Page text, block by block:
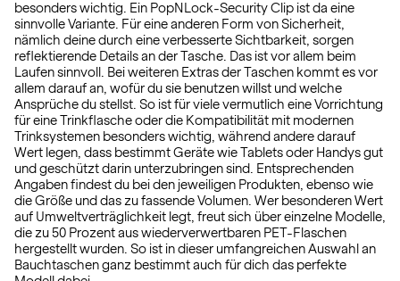
besonders wichtig. Ein PopNLock-Security Clip ist da eine
sinnvolle Variante. Für eine anderen Form von Sicherheit,
nämlich deine durch eine verbesserte Sichtbarkeit, sorgen
reflektierende Details an der Tasche. Das ist vor allem beim
Laufen sinnvoll. Bei weiteren Extras der Taschen kommt es vor
allem darauf an, wofür du sie benutzen willst und welche
Ansprüche du stellst. So ist für viele vermutlich eine Vorrichtung
für eine Trinkflasche oder die Kompatibilität mit modernen
Trinksystemen besonders wichtig, während andere darauf
Wert legen, dass bestimmt Geräte wie Tablets oder Handys gut
und geschützt darin unterzubringen sind. Entsprechenden
Angaben findest du bei den jeweiligen Produkten, ebenso wie
die Größe und das zu fassende Volumen. Wer besonderen Wert
auf Umweltverträglichkeit legt, freut sich über einzelne Modelle,
die zu 50 Prozent aus wiederverwertbaren PET-Flaschen
hergestellt wurden. So ist in dieser umfangreichen Auswahl an
Bauchtaschen ganz bestimmt auch für dich das perfekte